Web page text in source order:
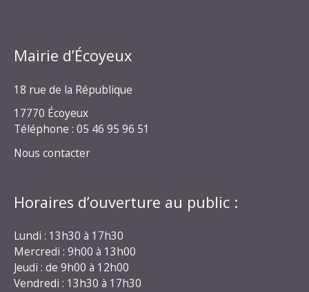
Mairie d’Écoyeux
18 rue de la République
17770 Écoyeux
Téléphone : 05 46 95 96 51
Nous contacter
Horaires d’ouverture au public :
Lundi : 13h30 à 17h30
Mercredi : 9h00 à 13h00
Jeudi : de 9h00 à 12h00
Vendredi : 13h30 à 17h30